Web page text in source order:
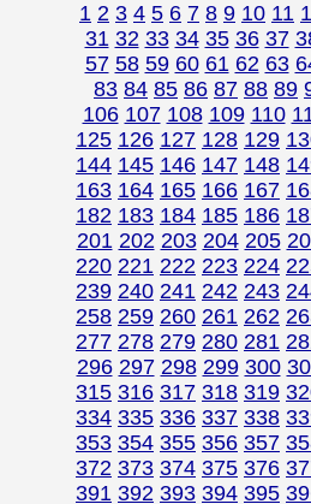
1 2 3 4 5 6 7 8 9 10 11
31 32 33 34 35 36 37
57 58 59 60 61 62 63
83 84 85 86 87 88 89
106 107 108 109 110
125 126 127 128 129
144 145 146 147 148
163 164 165 166 167
182 183 184 185 186
201 202 203 204 205
220 221 222 223 224
239 240 241 242 243
258 259 260 261 262
277 278 279 280 281
296 297 298 299 300
315 316 317 318 319
334 335 336 337 338
353 354 355 356 357
372 373 374 375 376
391 392 393 394 395